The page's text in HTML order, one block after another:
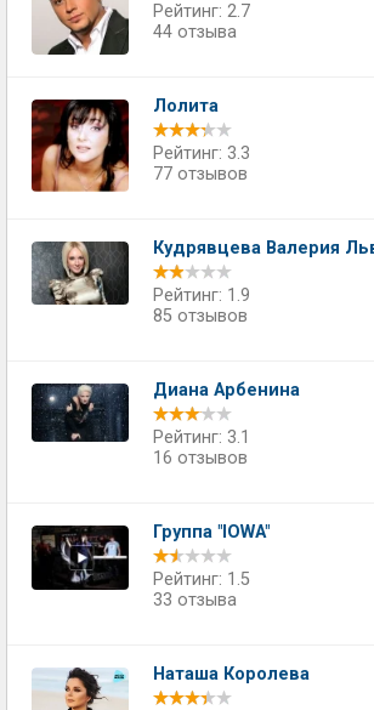
Рейтинг: 2.7
44 отзыва
Лолита
Рейтинг: 3.3
77 отзывов
Кудрявцева Валерия
Рейтинг: 1.9
85 отзывов
Диана Арбенина
Рейтинг: 3.1
16 отзывов
Группа "IOWA"
Рейтинг: 1.5
33 отзыва
Наташа Королева